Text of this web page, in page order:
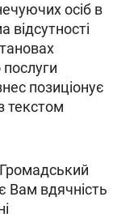
осіб в
відсутності
позиціонує
текстом
Вам вдячність